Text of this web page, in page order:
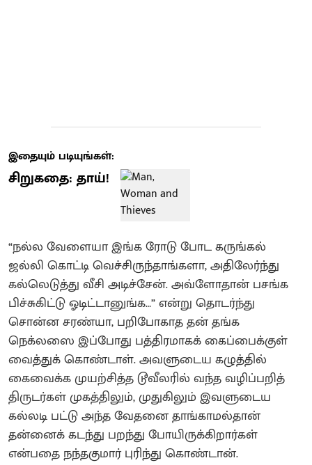
இதையும் படியுங்கள்:
சிறுகதை: தாய்!
“நல்ல வேளையா இங்க ரோடு போட கருங்கல்
ஜல்லி கொட்டி வெச்சிருந்தாங்களா, அதிலேர்ந்து
கல்லெடுத்து வீசி அடிச்சேன். அவ்ளோதான் பசங்க
பிச்சுகிட்டு ஓடிட்டானுங்க…” என்று தொடர்ந்து
சொன்ன சரண்யா, பறிபோகாத தன் தங்க
நெக்லஸை இப்போது பத்திரமாகக் கைப்பைக்குள்
வைத்துக் கொண்டாள். அவளுடைய கழுத்தில்
கைவைக்க முயற்சித்த டூவீலரில் வந்த வழிப்பறித்
திருடர்கள் முகத்திலும், முதுகிலும் இவளுடைய
கல்லடி பட்டு அந்த வேதனை தாங்காமல்தான்
தன்னைக் கடந்து பறந்து போயிருக்கிறார்கள்
என்பதை நந்தகுமார் புரிந்து கொண்டான்.